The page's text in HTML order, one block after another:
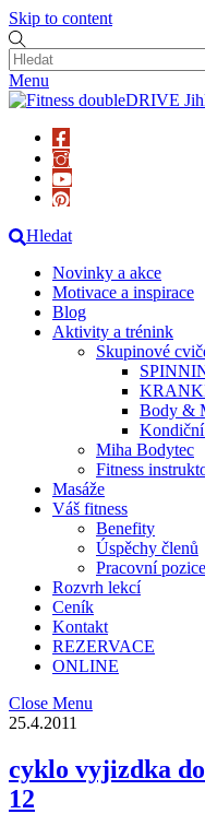
Skip to content
Menu
Hledat
Novinky a akce
Motivace a inspirace
Blog
Aktivity a trénink
Skupinové
Body &
Miha Bodytec
Fitness
Masáže
Váš fitness
Benefity
Úspěchy členů
Pracovní pozice
Rozvrh lekcí
Ceník
Kontakt
REZERVACE
ONLINE
Close Menu
25.4.2011
cyklo vyjizdka
12